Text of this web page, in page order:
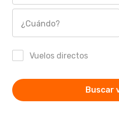
¿Cuándo?
Vuelos directos
Buscar